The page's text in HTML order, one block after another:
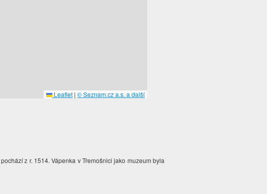
Leaflet | © Seznam.cz a.s. a další
z r. 1514. Vápenka v Třemošnici jako muzeum byla